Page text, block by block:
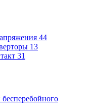
44
13
31